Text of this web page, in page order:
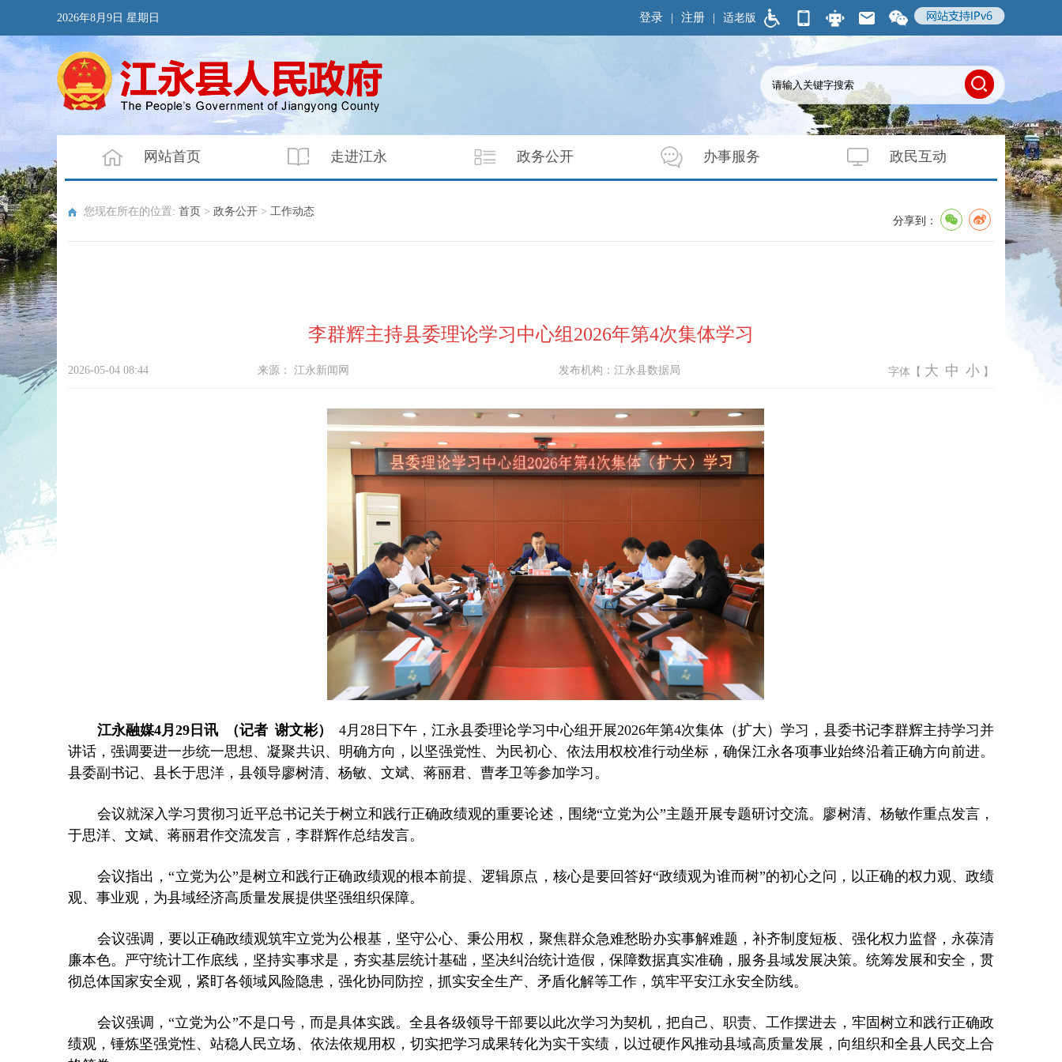
2026年8月9日 星期日 适老版
登录 | 注册 |
网站首页 走进江永 政务公开 办事服务 政民互动
您现在所在的位置: 首页 > 政务公开 > 工作动态
分享到：
李群辉主持县委理论学习中心组2026年第4次集体学习
2026-05-04 08:44 来源：江永新闻网 发布机构：江永县数据局 字体【 大 中 小 】
江永融媒4月29日讯 （记者 谢文彬）
4月28日下午，江永县委理论学习中心组开展2026年第4次集体（扩大）学习，县委书记李群辉主持学习并
讲话，强调要进一步统一思想、凝聚共识、明确方向，以坚强党性、为民初心、依法用权校准行动坐标，确保江永各项事业始终沿着正确方向前进。
县委副书记、县长于思洋，县领导廖树清、杨敏、文斌、蒋丽君、曹孝卫等参加学习。
会议就深入学习贯彻习近平总书记关于树立和践行正确政绩观的重要论述，围绕“立党为公”主题开展专题研讨交流。廖树清、杨敏作重点发言，
于思洋、文斌、蒋丽君作交流发言，李群辉作总结发言。
会议指出，“立党为公”是树立和践行正确政绩观的根本前提、逻辑原点，核心是要回答好“政绩观为谁而树”的初心之问，以正确的权力观、政绩
观、事业观，为县域经济高质量发展提供坚强组织保障。
会议强调，要以正确政绩观筑牢立党为公根基，坚守公心、秉公用权，聚焦群众急难愁盼办实事解难题，补齐制度短板、强化权力监督，永葆清
廉本色。严守统计工作底线，坚持实事求是，夯实基层统计基础，坚决纠治统计造假，保障数据真实准确，服务县域发展决策。统筹发展和安全，贯
彻总体国家安全观，紧盯各领域风险隐患，强化协同防控，抓实安全生产、矛盾化解等工作，筑牢平安江永安全防线。
会议强调，“立党为公”不是口号，而是具体实践。全县各级领导干部要以此次学习为契机，把自己、职责、工作摆进去，牢固树立和践行正确政
绩观，锤炼坚强党性、站稳人民立场、依法依规用权，切实把学习成果转化为实干实绩，以过硬作风推动县域高质量发展，向组织和全县人民交上合